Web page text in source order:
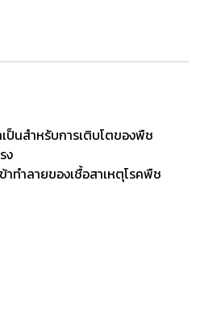
เป็นสำหรับการเติบโตของพืช
ง
าทำลายของเชื้อสาเหตุโรคพืช